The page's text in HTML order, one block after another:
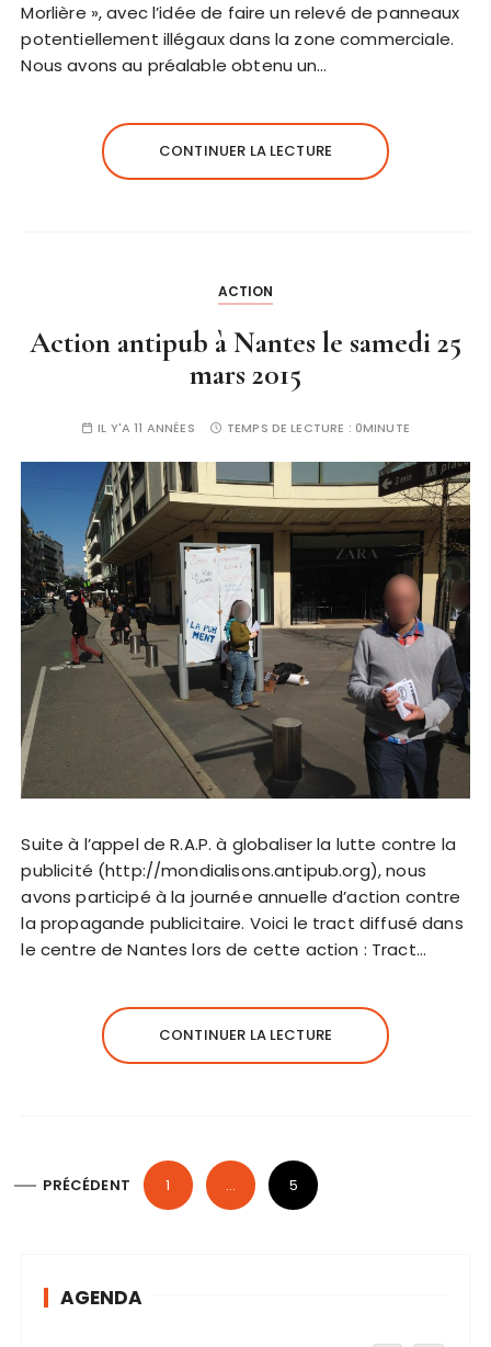
Morlière », avec l’idée de faire un relevé de panneaux
potentiellement illégaux dans la zone commerciale.
Nous avons au préalable obtenu un…
CONTINUER LA LECTURE
ACTION
Action antipub à Nantes le samedi 25
mars 2015
IL Y'A 11 ANNÉES TEMPS DE LECTURE : 0MINUTE
Suite à l’appel de R.A.P. à globaliser la lutte contre la
publicité (http://mondialisons.antipub.org), nous
avons participé à la journée annuelle d’action contre
la propagande publicitaire. Voici le tract diffusé dans
le centre de Nantes lors de cette action : Tract…
CONTINUER LA LECTURE
NPRÉCÉDENT 1 … 5
AGENDA